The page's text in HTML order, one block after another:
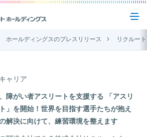
ティ
ホールディングスのプレスリリース リクルートキャリア、障がい者アスリートを支援
ャリア
障がい者アスリートを支援する 「アスリ
」を開始！世界を目指す選手たちが抱え
解決に向けて、練習環境を整えます